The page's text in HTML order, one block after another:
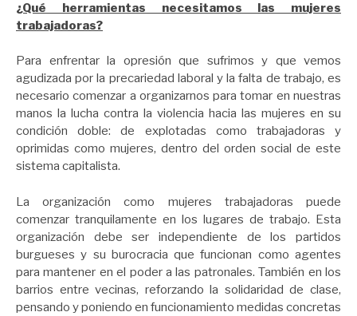
¿Qué herramientas necesitamos las mujeres
trabajadoras?
Para enfrentar la opresión que sufrimos y que vemos
agudizada por la precariedad laboral y la falta de trabajo, es
necesario comenzar a organizarnos para tomar en nuestras
manos la lucha contra la violencia hacia las mujeres en su
condición doble: de explotadas como trabajadoras y
oprimidas como mujeres, dentro del orden social de este
sistema capitalista.
La organización como mujeres trabajadoras puede
comenzar tranquilamente en los lugares de trabajo. Esta
organización debe ser independiente de los partidos
burgueses y su burocracia que funcionan como agentes
para mantener en el poder a las patronales. También en los
barrios entre vecinas, reforzando la solidaridad de clase,
pensando y poniendo en funcionamiento medidas concretas